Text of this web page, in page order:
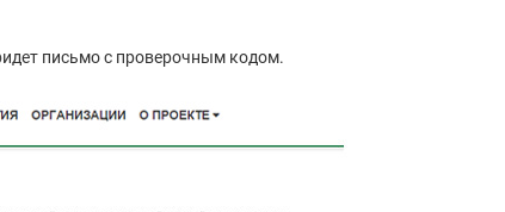
письмо с проверочным кодом.